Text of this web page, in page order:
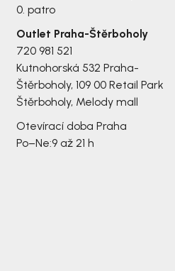
0. patro
Outlet Praha-Štěrboholy
720 981 521
Kutnohorská 532 Praha-
Štěrboholy, 109 00 Retail Park
Štěrboholy, Melody mall
Otevírací doba Praha
Po–Ne:9 až 21 h